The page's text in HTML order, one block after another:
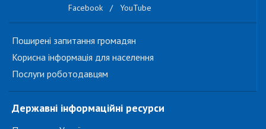
Facebook / YouTube
Поширені запитання громадян
Корисна інформація для населення
Послуги роботодавцям
Державні інформаційні ресурси